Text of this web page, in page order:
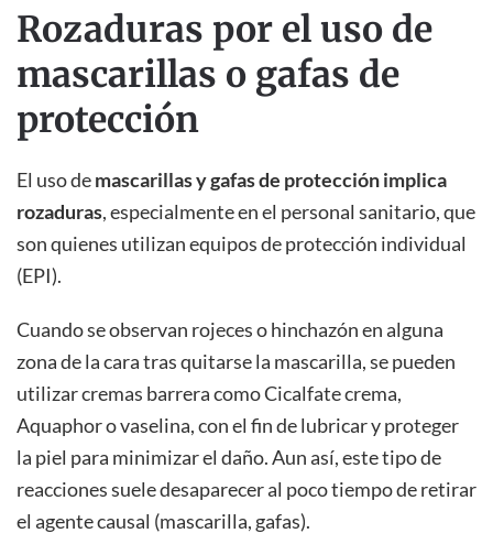
Rozaduras por el uso de
mascarillas o gafas de
protección
El uso demascarillas y gafas de protección implica
rozaduras, especialmente en el personal sanitario, que
son quienes utilizan equipos de protección individual
(EPI).
Cuando se observan rojeces o hinchazón en alguna
zona de la cara tras quitarse la mascarilla, se pueden
utilizar cremas barrera como Cicalfate crema,
Aquaphor o vaselina, con el fin de lubricar y proteger
la piel para minimizar el daño. Aun así, este tipo de
reacciones suele desaparecer al poco tiempo de retirar
el agente causal (mascarilla, gafas).